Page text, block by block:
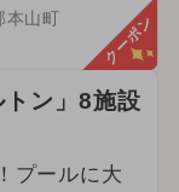
本山町 クーポン
ン」8施設
プールに大